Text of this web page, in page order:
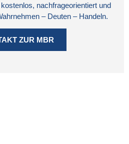
nachfrageorientiert und
– Deuten – Handeln.
ZUR MBR